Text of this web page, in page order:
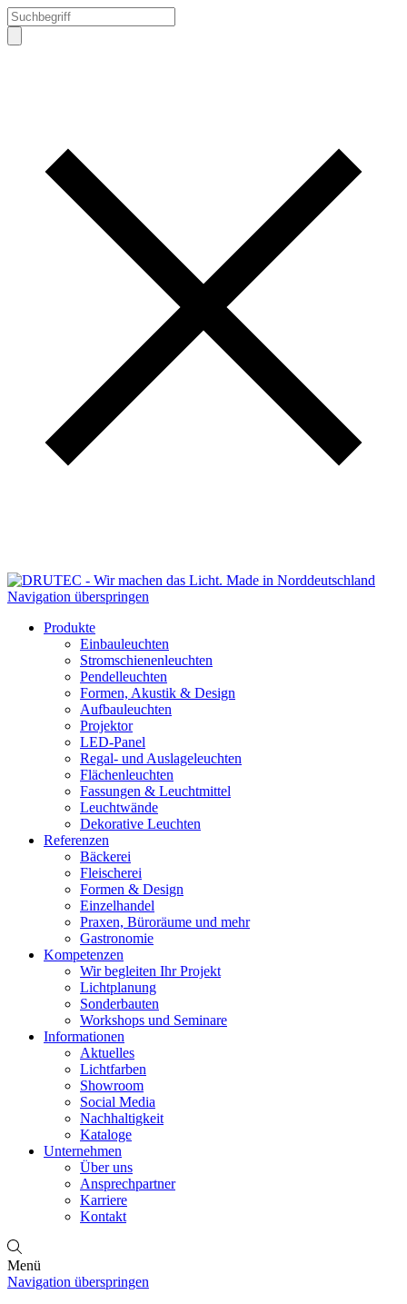
Navigation überspringen
Produkte
Einbauleuchten
Stromschienenleuchten
Pendelleuchten
Formen, Akustik & Design
Aufbauleuchten
Projektor
LED-Panel
Regal- und Auslageleuchten
Flächenleuchten
Fassungen & Leuchtmittel
Leuchtwände
Dekorative Leuchten
Referenzen
Bäckerei
Fleischerei
Formen & Design
Einzelhandel
Praxen, Büroräume und mehr
Gastronomie
Kompetenzen
Wir begleiten Ihr Projekt
Lichtplanung
Sonderbauten
Workshops und Seminare
Informationen
Aktuelles
Lichtfarben
Showroom
Social Media
Nachhaltigkeit
Kataloge
Unternehmen
Über uns
Ansprechpartner
Karriere
Kontakt
Menü
Navigation überspringen